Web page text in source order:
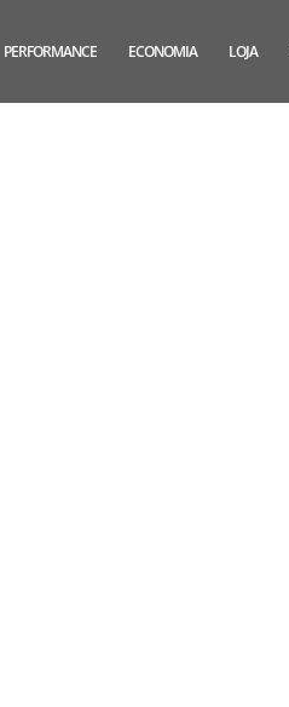
PERFORMANCE ECONOMIA LOJA